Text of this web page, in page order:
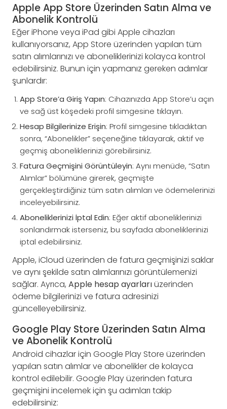
Apple App Store Üzerinden Satın Alma ve
Abonelik Kontrolü
Eğer iPhone veya iPad gibi Apple cihazları
kullanıyorsanız, App Store üzerinden yapılan tüm
satın alımlarınızı ve aboneliklerinizi kolayca kontrol
edebilirsiniz. Bunun için yapmanız gereken adımlar
şunlardır:
App Store’a Giriş Yapın: Cihazınızda App Store’u açın
ve sağ üst köşedeki profil simgesine tıklayın.
Hesap Bilgilerinize Erişin: Profil simgesine tıkladıktan
sonra, “Abonelikler” seçeneğine tıklayarak, aktif ve
geçmiş aboneliklerinizi görebilirsiniz.
Fatura Geçmişini Görüntüleyin: Aynı menüde, “Satın
Alımlar” bölümüne girerek, geçmişte
gerçekleştirdiğiniz tüm satın alımları ve ödemelerinizi
inceleyebilirsiniz.
Aboneliklerinizi İptal Edin: Eğer aktif aboneliklerinizi
sonlandırmak isterseniz, bu sayfada aboneliklerinizi
iptal edebilirsiniz.
Apple, iCloud üzerinden de fatura geçmişinizi saklar
ve aynı şekilde satın alımlarınızı görüntülemenizi
sağlar. Ayrıca, Apple hesap ayarlarıüzerinden
ödeme bilgilerinizi ve fatura adresinizi
güncelleyebilirsiniz.
Google Play Store Üzerinden Satın Alma
ve Abonelik Kontrolü
Android cihazlar için Google Play Store üzerinden
yapılan satın alımlar ve abonelikler de kolayca
kontrol edilebilir. Google Play üzerinden fatura
geçmişini incelemek için şu adımları takip
edebilirsiniz: